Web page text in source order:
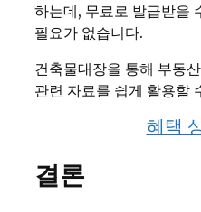
하는데, 무료로 발급받을
필요가 없습니다.
건축물대장을 통해 부동
관련 자료를 쉽게 활용할
혜택
결론